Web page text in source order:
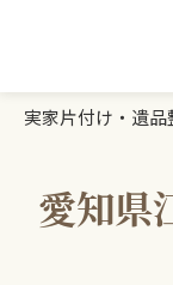
遺品整
業者を
実家片付け・遺品
愛知県